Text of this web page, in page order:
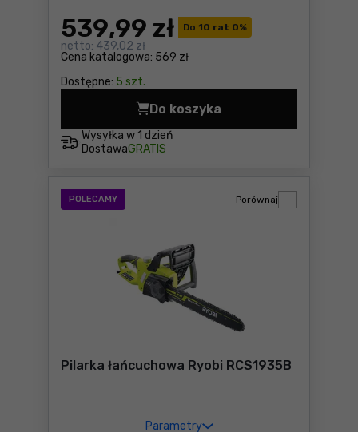
Do 10 rat 0%
Cena katalogowa: 569 zł
539,99 zł
netto: 439,02 zł
Dostępne: 5 szt.
Wysyłka w 1 dzień
DostawaGRATIS
Do koszyka
Pilarka łańcuchowa na
POLECAMY
Pilarka łańcuchowa Ryobi RCS1935B
Parametry
Porównaj